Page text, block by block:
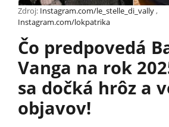
Zdroj: Instagram.com/le_stelle_di_vally,
Instagram.com/lokpatrika
Čo predpovedá
Vanga na rok
sa dočká hrôz a
objavov!